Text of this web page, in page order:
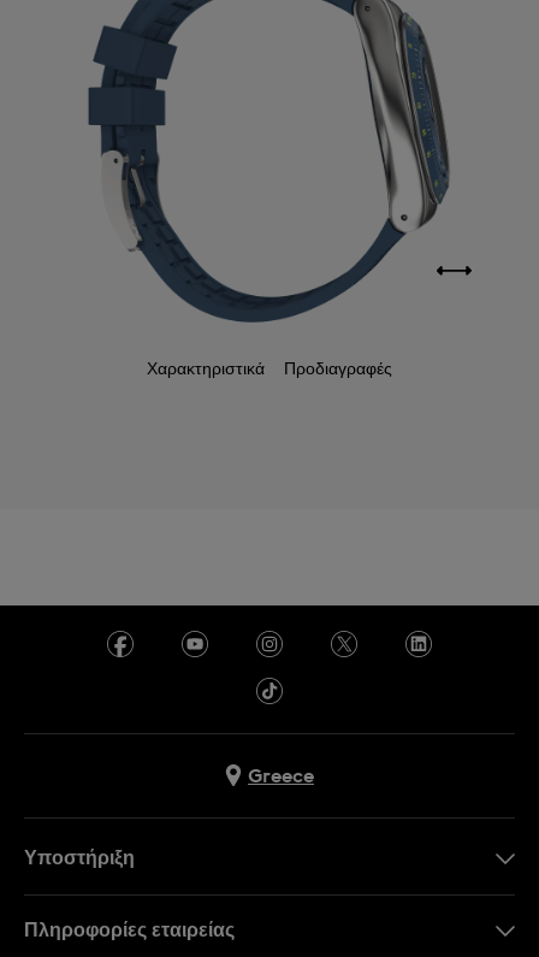
Χαρακτηριστικά Προδιαγραφές
Greece
Υποστήριξη
Πληροφορίες εταιρείας